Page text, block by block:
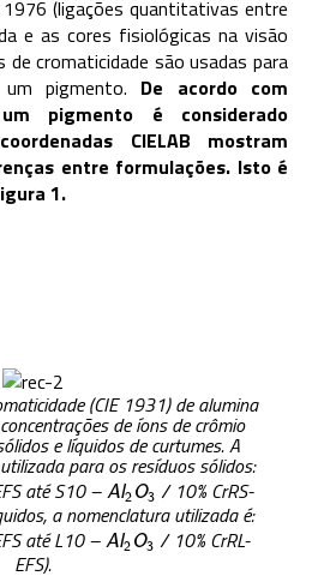
(ligações quantitativas entre
e as cores fisiológicas na visão
de cromaticidade são usadas para
pigmento. De acordo com
pigmento é considerado
CIELAB mostram
entre formulações. Isto é
1.
(CIE 1931) de alumina
de íons de crômio
e líquidos de curtumes. A
para os resíduos sólidos:
até S10 – Al2 O3
Al2O3 / 10% CrRS-
a nomenclatura utilizada é:
até L10 – Al2 O3
Al2O3 / 10% CrRL-
EFS).